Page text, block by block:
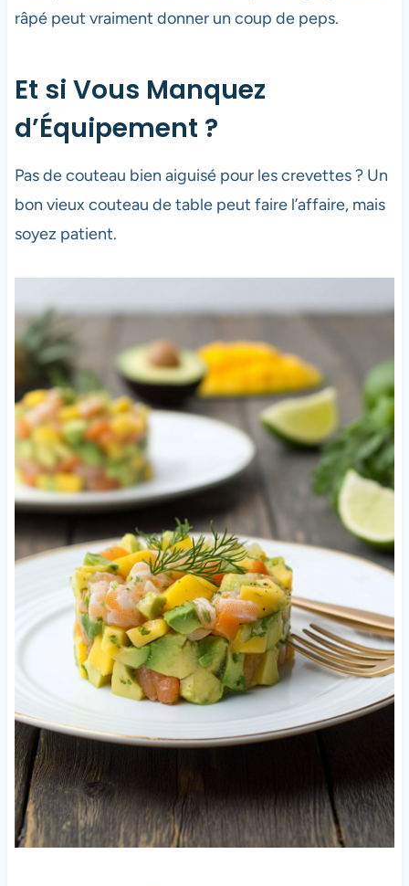
râpé peut vraiment donner un coup de peps.
Et si Vous Manquez
d’Équipement ?
Pas de couteau bien aiguisé pour les crevettes ? Un
bon vieux couteau de table peut faire l’affaire, mais
soyez patient.